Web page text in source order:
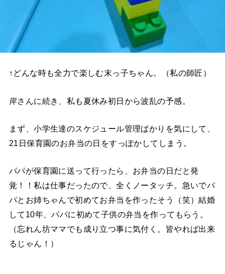
↑どんな時も全力で楽しむ末っ子ちゃん。（私の師匠）
岸さんに続き、私も夏休み初日から波乱の予感。
まず、小学生達のスケジュール管理ばかりを気にして、
21日保育園のお弁当の日をすっぽかしてしまう。
パパが保育園に送って行ったら、お弁当の日だと発
覚！！私は仕事だったので、全くノータッチ。急いでパ
パとお姉ちゃんで初めてお弁当を作ったそう（笑）結婚
して10年、パパに初めて子供の弁当を作ってもらう。
（忘れん坊ママでも成り立つ事に気付く。皆やれば出来
るじゃん！）